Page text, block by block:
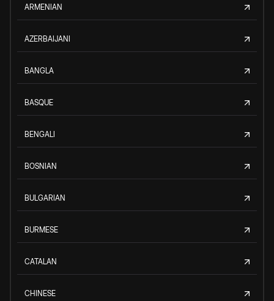
ARMENIAN
AZERBAIJANI
BANGLA
BASQUE
BENGALI
BOSNIAN
BULGARIAN
BURMESE
CATALAN
CHINESE